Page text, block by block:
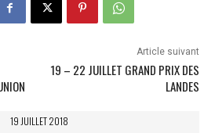
Article suivant
19 – 22 JUILLET GRAND PRIX DES
LANDES
19 JUILLET 2018